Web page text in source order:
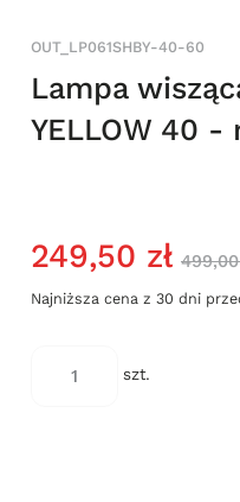
OUT_LP061SHBY-40-60
Lampa
YELLOW 40
249,50 zł 499,00
Najniższa cena z 30 dni
szt.